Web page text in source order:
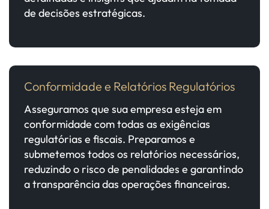
de decisões estratégicas.
Conformidade e Relatórios Regulatórios
Asseguramos que sua empresa esteja em
conformidade com todas as exigências
regulatórias e fiscais. Preparamos e
submetemos todos os relatórios necessários,
reduzindo o risco de penalidades e garantindo
a transparência das operações financeiras.